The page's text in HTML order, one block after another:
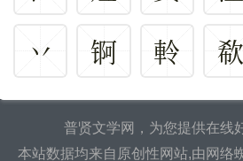
丷
锕 軨 欷
普贤文学网，为您提供在线
本站数据均来自原创性网站,由网络